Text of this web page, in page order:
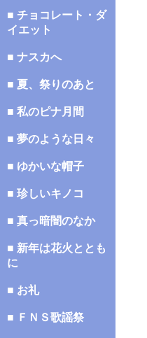
■ チョコレート・ダ
イエット
■ ナスカへ
■ 夏、祭りのあと
■ 私のピナ月間
■ 夢のような日々
■ ゆかいな帽子
■ 珍しいキノコ
■ 真っ暗闇のなか
■ 新年は花火ととも
に
■ お礼
■ ＦＮＳ歌謡祭